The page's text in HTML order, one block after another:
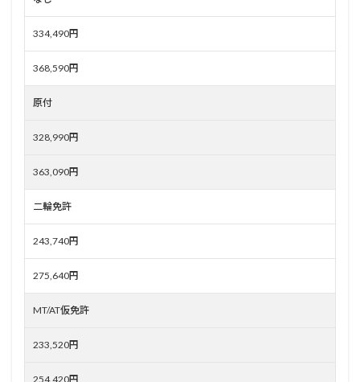
334,490円
368,590円
原付
328,990円
363,090円
二輪免許
243,740円
275,640円
MT/AT仮免許
233,520円
254,420円